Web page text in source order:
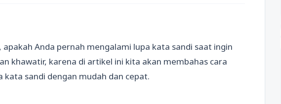
Anda pernah mengalami lupa kata sandi saat ingin
khawatir, karena di artikel ini kita akan membahas cara
sandi dengan mudah dan cepat.